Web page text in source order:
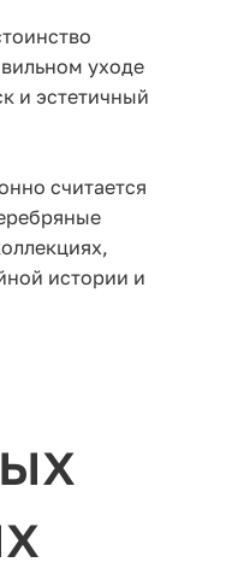
уходе
и эстетичный
считается
истории и